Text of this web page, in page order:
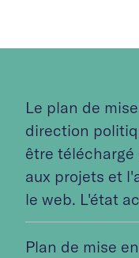
Le plan de
direction
être
aux projets et
le web. L'état
Plan de mise